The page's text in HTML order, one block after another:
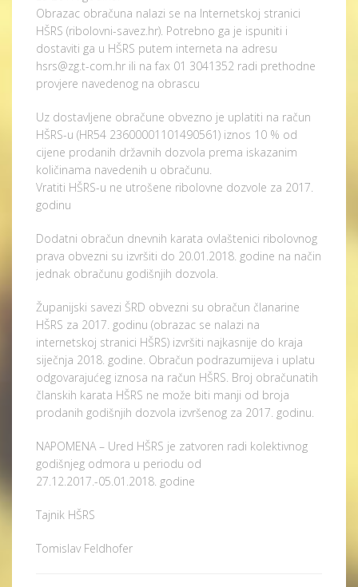
Obrazac obračuna nalazi se na Internetskoj stranici
HŠRS (ribolovni-savez.hr). Potrebno ga je ispuniti i
dostaviti ga u HŠRS putem interneta na adresu
hsrs@zg.t-com.hr ili na fax 01 3041352 radi prethodne
provjere navedenog na obrascu
Uz dostavljene obračune obvezno je uplatiti na račun
HŠRS-u (HR54 23600001101490561) iznos 10 % od
cijene prodanih državnih dozvola prema iskazanim
količinama navedenih u obračunu.
Vratiti HŠRS-u ne utrošene ribolovne dozvole za 2017.
godinu
Dodatni obračun dnevnih karata ovlaštenici ribolovnog
prava obvezni su izvršiti do 20.01.2018. godine na način
jednak obračunu godišnjih dozvola.
Županijski savezi ŠRD obvezni su obračun članarine
HŠRS za 2017. godinu (obrazac se nalazi na
internetskoj stranici HŠRS) izvršiti najkasnije do kraja
siječnja 2018. godine. Obračun podrazumijeva i uplatu
odgovarajućeg iznosa na račun HŠRS. Broj obračunatih
članskih karata HŠRS ne može biti manji od broja
prodanih godišnjih dozvola izvršenog za 2017. godinu.
NAPOMENA – Ured HŠRS je zatvoren radi kolektivnog
godišnjeg odmora u periodu od
27.12.2017.-05.01.2018. godine
Tajnik HŠRS
Tomislav Feldhofer